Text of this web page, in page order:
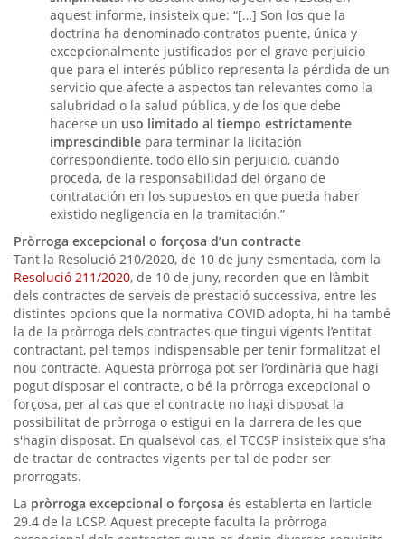
aquest informe, insisteix que: “[…] Son los que la
doctrina ha denominado contratos puente, única y
excepcionalmente justificados por el grave perjuicio
que para el interés público representa la pérdida de un
servicio que afecte a aspectos tan relevantes como la
salubridad o la salud pública, y de los que debe
hacerse un uso limitado al tiempo estrictamente
imprescindible para terminar la licitación
correspondiente, todo ello sin perjuicio, cuando
proceda, de la responsabilidad del órgano de
contratación en los supuestos en que pueda haber
existido negligencia en la tramitación.”
Pròrroga excepcional o forçosa d’un contracte
Tant la Resolució 210/2020, de 10 de juny esmentada, com la
Resolució 211/2020, de 10 de juny, recorden que en l’àmbit
dels contractes de serveis de prestació successiva, entre les
distintes opcions que la normativa COVID adopta, hi ha també
la de la pròrroga dels contractes que tingui vigents l’entitat
contractant, pel temps indispensable per tenir formalitzat el
nou contracte. Aquesta pròrroga pot ser l’ordinària que hagi
pogut disposar el contracte, o bé la pròrroga excepcional o
forçosa, per al cas que el contracte no hagi disposat la
possibilitat de pròrroga o estigui en la darrera de les que
s'hagin disposat. En qualsevol cas, el TCCSP insisteix que s’ha
de tractar de contractes vigents per tal de poder ser
prorrogats.
La pròrroga excepcional o forçosa és establerta en l’article
29.4 de la LCSP. Aquest precepte faculta la pròrroga